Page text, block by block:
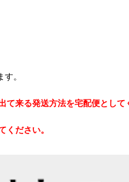
。
来る発送方法を宅配便とし
ださい。